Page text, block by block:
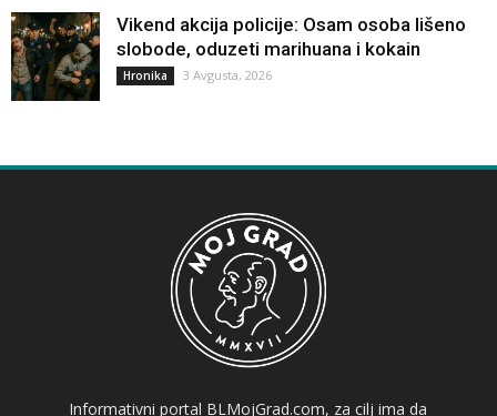
Vikend akcija policije: Osam osoba lišeno
slobode, oduzeti marihuana i kokain
Hronika 3 Avgusta, 2026
Informativni portal BLMojGrad.com, za cilj ima da